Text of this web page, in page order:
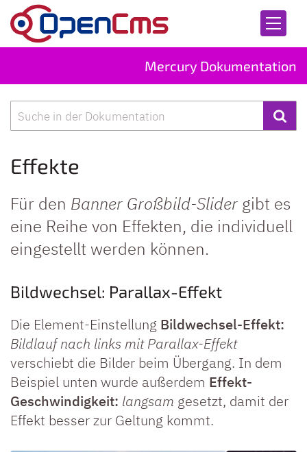
Zum Inhalt springen
Mercury Dokumentation
Effekte
Für den Banner Großbild-Slider gibt es
eine Reihe von Effekten, die individuell
eingestellt werden können.
Bildwechsel: Parallax-Effekt
Die Element-Einstellung Bildwechsel-Effekt:
Bildlauf nach links mit Parallax-Effekt
verschiebt die Bilder beim Übergang. In dem
Beispiel unten wurde außerdem Effekt-
Geschwindigkeit: langsam gesetzt, damit der
Effekt besser zur Geltung kommt.
Suche